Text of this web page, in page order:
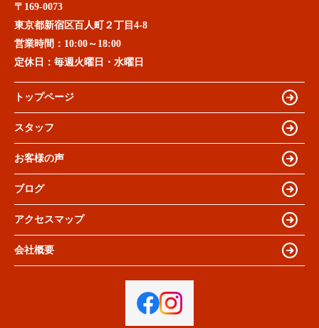
〒169-0073
東京都新宿区百人町２丁目4-8
営業時間： 10:00～18:00
定休日： 毎週火曜日・水曜日
トップページ
スタッフ
お客様の声
ブログ
アクセスマップ
会社概要